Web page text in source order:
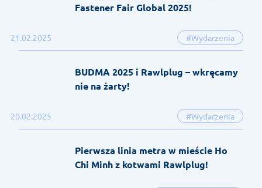
21.02.2025 #Wydarzenia
Fastener Fair Global 2025!
20.02.2025 #Wydarzenia
BUDMA 2025 i Rawlplug – wkręcamy
nie na żarty!
Pierwsza linia metra w mieście Ho
Chi Minh z kotwami Rawlplug!